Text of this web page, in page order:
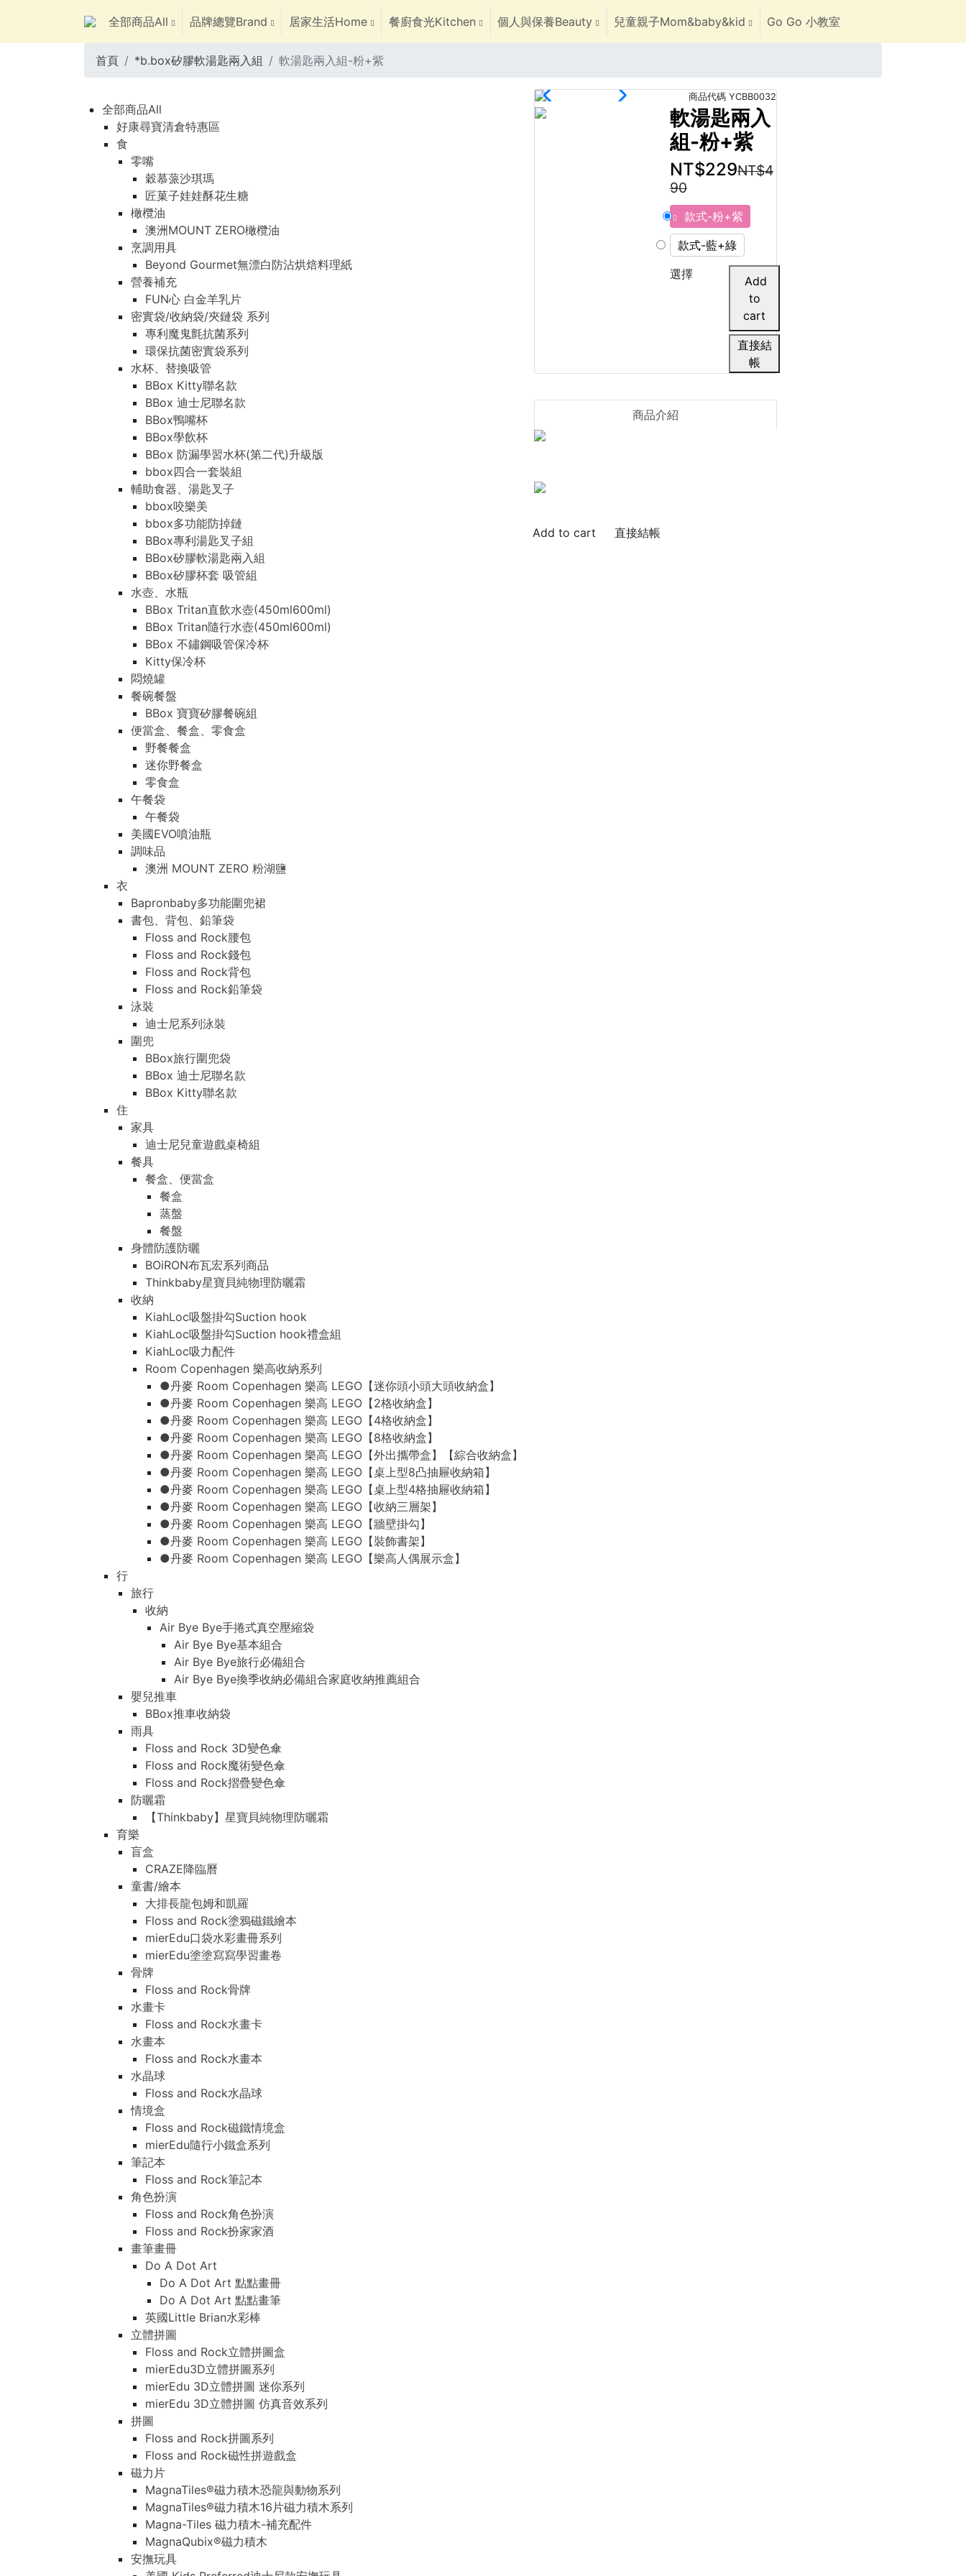
全部商品All 品牌總覽Brand 居家生活Home 餐廚食光Kitchen 個人與保養Beauty 兒童親子Mom&baby&kid Go Go 小教室
首頁 *b.box矽膠軟湯匙兩入組 軟湯匙兩入組-粉+紫
全部商品All
好康尋寶清倉特惠區
食
零嘴
穀慕蒎沙琪瑪
匠菓子娃娃酥花生糖
橄欖油
澳洲MOUNT ZERO橄欖油
烹調用具
Beyond Gourmet無漂白防沾烘焙料理紙
營養補充
FUN心 白金羊乳片
密實袋/收納袋/夾鏈袋 系列
專利魔鬼氈抗菌系列
環保抗菌密實袋系列
水杯、替換吸管
BBox Kitty聯名款
BBox 迪士尼聯名款
BBox鴨嘴杯
BBox學飲杯
BBox 防漏學習水杯(第二代)升級版
bbox四合一套裝組
輔助食器、湯匙叉子
bbox咬樂美
bbox多功能防掉鏈
BBox專利湯匙叉子組
BBox矽膠軟湯匙兩入組
BBox矽膠杯套 吸管組
水壺、水瓶
BBox Tritan直飲水壺(450ml600ml)
BBox Tritan隨行水壺(450ml600ml)
BBox 不鏽鋼吸管保冷杯
Kitty保冷杯
悶燒罐
餐碗餐盤
BBox 寶寶矽膠餐碗組
便當盒、餐盒、零食盒
野餐餐盒
迷你野餐盒
零食盒
午餐袋
午餐袋
美國EVO噴油瓶
調味品
澳洲 MOUNT ZERO 粉湖鹽
衣
Bapronbaby多功能圍兜裙
書包、背包、鉛筆袋
Floss and Rock腰包
Floss and Rock錢包
Floss and Rock背包
Floss and Rock鉛筆袋
泳裝
迪士尼系列泳裝
圍兜
BBox旅行圍兜袋
BBox 迪士尼聯名款
BBox Kitty聯名款
住
家具
迪士尼兒童遊戲桌椅組
餐具
餐盒、便當盒
餐盒
蒸盤
餐盤
身體防護防曬
BOiRON布瓦宏系列商品
Thinkbaby星寶貝純物理防曬霜
收納
KiahLoc吸盤掛勾Suction hook
KiahLoc吸盤掛勾Suction hook禮盒組
KiahLoc吸力配件
Room Copenhagen 樂高收納系列
●丹麥 Room Copenhagen 樂高 LEGO【迷你頭小頭大頭收納盒】
●丹麥 Room Copenhagen 樂高 LEGO【2格收納盒】
●丹麥 Room Copenhagen 樂高 LEGO【4格收納盒】
●丹麥 Room Copenhagen 樂高 LEGO【8格收納盒】
●丹麥 Room Copenhagen 樂高 LEGO【外出攜帶盒】【綜合收納盒】
●丹麥 Room Copenhagen 樂高 LEGO【桌上型8凸抽屜收納箱】
●丹麥 Room Copenhagen 樂高 LEGO【桌上型4格抽屜收納箱】
●丹麥 Room Copenhagen 樂高 LEGO【收納三層架】
●丹麥 Room Copenhagen 樂高 LEGO【牆壁掛勾】
●丹麥 Room Copenhagen 樂高 LEGO【裝飾書架】
●丹麥 Room Copenhagen 樂高 LEGO【樂高人偶展示盒】
行
旅行
收納
Air Bye Bye手捲式真空壓縮袋
Air Bye Bye基本組合
Air Bye Bye旅行必備組合
Air Bye Bye換季收納必備組合家庭收納推薦組合
嬰兒推車
BBox推車收納袋
雨具
Floss and Rock 3D變色傘
Floss and Rock魔術變色傘
Floss and Rock摺疊變色傘
防曬霜
【Thinkbaby】星寶貝純物理防曬霜
育樂
盲盒
CRAZE降臨曆
童書/繪本
大排長龍包姆和凱羅
Floss and Rock塗鴉磁鐵繪本
mierEdu口袋水彩畫冊系列
mierEdu塗塗寫寫學習畫卷
骨牌
Floss and Rock骨牌
水畫卡
Floss and Rock水畫卡
水畫本
Floss and Rock水畫本
水晶球
Floss and Rock水晶球
情境盒
Floss and Rock磁鐵情境盒
mierEdu隨行小鐵盒系列
筆記本
Floss and Rock筆記本
角色扮演
Floss and Rock角色扮演
Floss and Rock扮家家酒
畫筆畫冊
Do A Dot Art
Do A Dot Art 點點畫冊
Do A Dot Art 點點畫筆
英國Little Brian水彩棒
立體拼圖
Floss and Rock立體拼圖盒
mierEdu3D立體拼圖系列
mierEdu 3D立體拼圖 迷你系列
mierEdu 3D立體拼圖 仿真音效系列
拼圖
Floss and Rock拼圖系列
Floss and Rock磁性拼遊戲盒
磁力片
MagnaTiles®磁力積木恐龍與動物系列
MagnaTiles®磁力積木16片磁力積木系列
Magna-Tiles 磁力積木-補充配件
MagnaQubix®磁力積木
安撫玩具
商品代碼 YCBB0032
軟湯匙兩入
組-粉+紫
NT$229NT$4
90
款式-粉+紫
款式-藍+綠
選擇
直接結
帳
商品介紹
直接結帳